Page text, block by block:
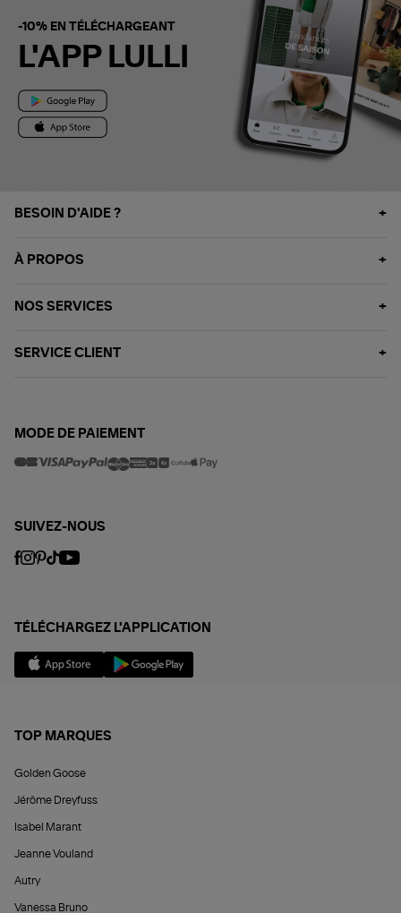
-10% EN TÉLÉCHARGEANT
L'APP LULLI
BESOIN D'AIDE ?
À PROPOS
NOS SERVICES
SERVICE CLIENT
MODE DE PAIEMENT
SUIVEZ-NOUS
TÉLÉCHARGEZ L'APPLICATION
TOP MARQUES
Golden Goose
Jérôme Dreyfuss
Isabel Marant
Jeanne Vouland
Autry
Vanessa Bruno